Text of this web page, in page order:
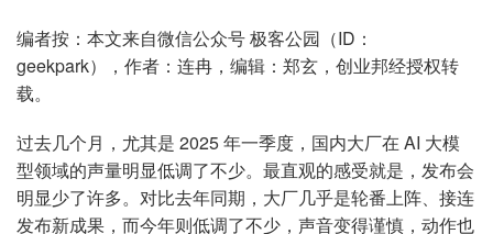
编者按：本文来自微信公众号 极客公园（ID：
geekpark），作者： 连冉 ， 编辑：郑玄，创业邦经授权转
载。
过去几个月，尤其是 2025 年一季度，国内大厂在 AI 大模
型领域的声量明显低调了不少。最直观的感受就是，发布会
明显少了许多。对比去年同期，大厂几乎是轮番上阵、接连
发布新成果，而今年则低调了不少，声音变得谨慎，动作也